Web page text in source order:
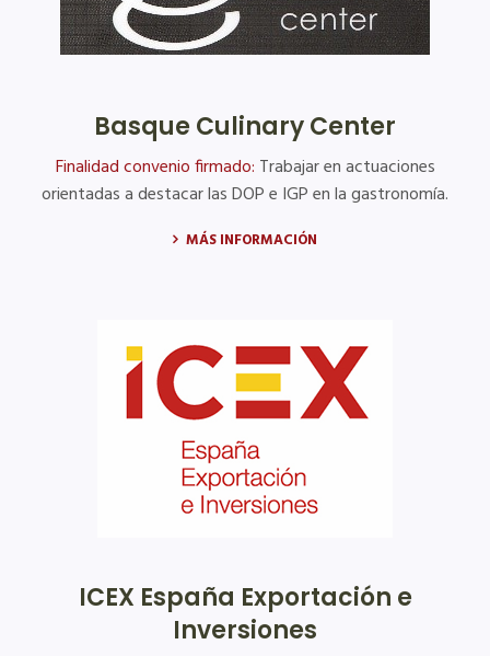
Basque Culinary Center
Finalidad convenio firmado: Trabajar en actuaciones
orientadas a destacar las DOP e IGP en la gastronomía.
MÁS INFORMACIÓN
ICEX España Exportación e
Inversiones